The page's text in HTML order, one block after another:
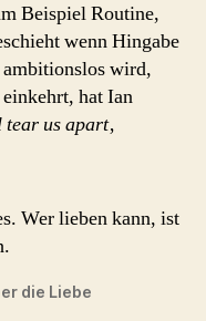
Beispiel Routine,
wenn Hingabe
wird,
hat Ian
us apart‚
Wer lieben kann, ist
die Liebe